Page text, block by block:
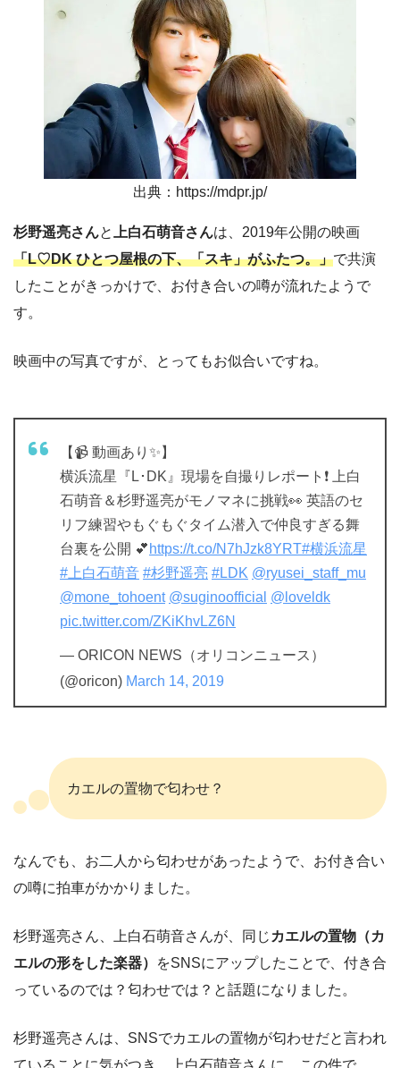
出典：https://mdpr.jp/
杉野遥亮さんと 上白石萌音さんは、2019年公開の映画
「L♡DK ひとつ屋根の下、「スキ」がふたつ。」で共演
したことがきっかけで、お付き合いの噂が流れたようで
す。
映画中の写真ですが、とってもお似合いですね。
【📹 動画あり✨】
横浜流星『L･DK』現場を自撮りレポート❗ 上白
石萌音＆杉野遥亮がモノマネに挑戦👀 英語のセ
リフ練習やもぐもぐタイム潜入で仲良すぎる舞
台裏を公開 💕 https://t.co/N7hJzk8YRT#横浜流星
#上白石萌音 #杉野遥亮 #LDK @ryusei_staff_mu
@mone_tohoent @suginoofficial @loveldk
pic.twitter.com/ZKiKhvLZ6N
— ORICON NEWS（オリコンニュース）
(@oricon) March 14, 2019
カエルの置物で匂わせ？
なんでも、お二人から匂わせがあったようで、お付き合い
の噂に拍車がかかりました。
杉野遥亮さん、上白石萌音さんが、同じ カエルの置物（カ
エルの形をした楽器）
をSNSにアップしたことで、付き合
っているのでは？匂わせでは？と話題になりました。
杉野遥亮さんは、SNSでカエルの置物が匂わせだと言われ